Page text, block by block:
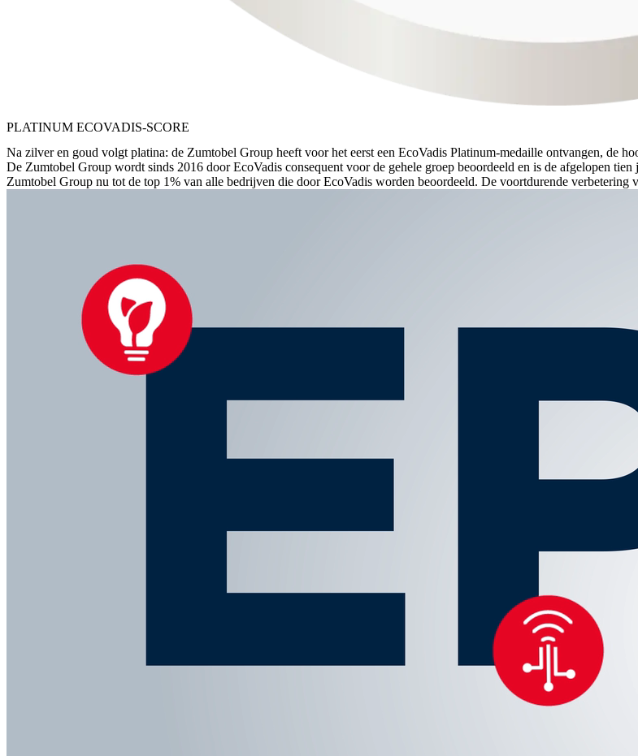
PLATINUM ECOVADIS-SCORE
Na zilver en goud volgt platina: de Zumtobel Group heeft voor het eerst een EcoVadis Platinum-medaille ontvangen, de
De Zumtobel Group wordt sinds 2016 door EcoVadis consequent voor de gehele groep beoordeeld en is de afgelopen
Zumtobel Group nu tot de top 1% van alle bedrijven die door EcoVadis worden beoordeeld. De voortdurende